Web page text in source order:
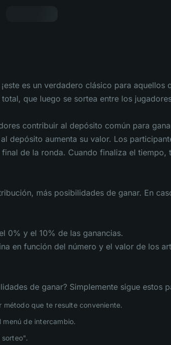
es un verdadero clásico para
que luego se sortea entre los
contribuir al depósito común para
depósito aumenta su valor. Los
de la ronda. Cuando finaliza el
más posibilidades de ganar. En
0% y el 10% de las ganancias.
en función del número y el valor de los
de ganar? Simplemente sigue estos
que te resulte conveniente.
menú de intercambio.